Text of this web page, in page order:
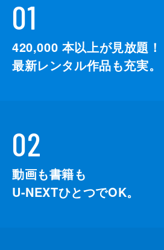
01
420,000 本以上が見放題！
最新レンタル作品も充実。
02
動画も書籍も
U-NEXTひとつでOK。